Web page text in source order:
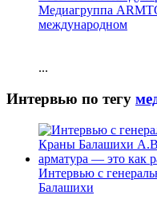
Медиагруппа
международном
...
Интервью по тегу
Интервью с
Балашихи